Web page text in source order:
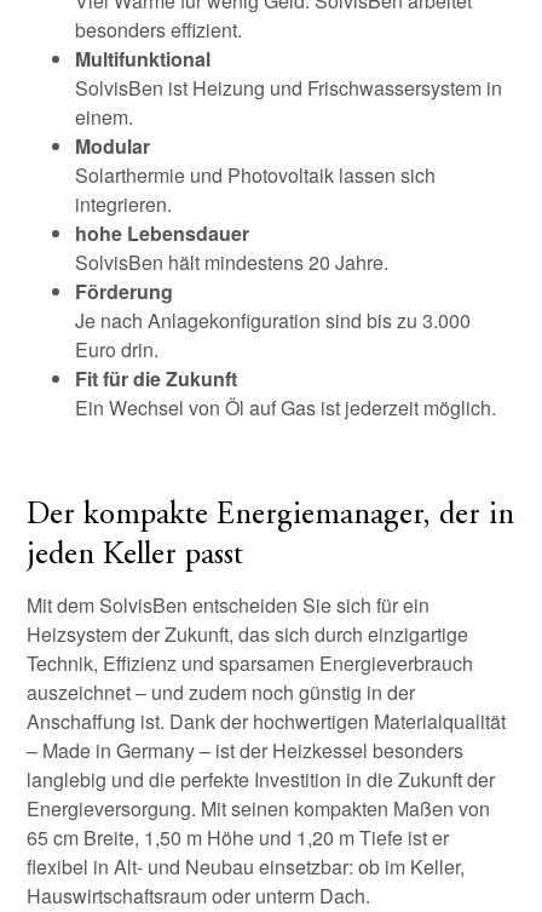
besonders effizient.
Multifunktional
SolvisBen ist Heizung und Frischwassersystem in
einem.
Modular
Solarthermie und Photovoltaik lassen sich
integrieren.
hohe Lebensdauer
SolvisBen hält mindestens 20 Jahre.
Förderung
Je nach Anlagekonfiguration sind bis zu 3.000
Euro drin.
Fit für die Zukunft
Ein Wechsel von Öl auf Gas ist jederzeit möglich.
Der kompakte Energiemanager, der in
jeden Keller passt
Mit dem SolvisBen entscheiden Sie sich für ein
Heizsystem der Zukunft, das sich durch einzigartige
Technik, Effizienz und sparsamen Energieverbrauch
auszeichnet – und zudem noch günstig in der
Anschaffung ist. Dank der hochwertigen Materialqualität
– Made in Germany – ist der Heizkessel besonders
langlebig und die perfekte Investition in die Zukunft der
Energieversorgung. Mit seinen kompakten Maßen von
65 cm Breite, 1,50 m Höhe und 1,20 m Tiefe ist er
flexibel in Alt- und Neubau einsetzbar: ob im Keller,
Hauswirtschaftsraum oder unterm Dach.